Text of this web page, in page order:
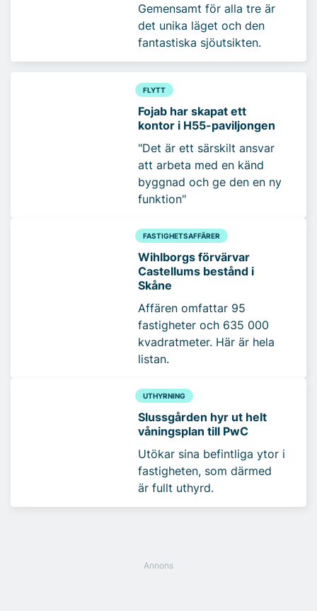
Gemensamt för alla tre är
det unika läget och den
fantastiska sjöutsikten.
FLYTT
Fojab har skapat ett
kontor i H55-paviljongen
"Det är ett särskilt ansvar
att arbeta med en känd
byggnad och ge den en ny
funktion"
FASTIGHETSAFFÄRER
Wihlborgs förvärvar
Castellums bestånd i
Skåne
Affären omfattar 95
fastigheter och 635 000
kvadratmeter. Här är hela
listan.
UTHYRNING
Slussgården hyr ut helt
våningsplan till PwC
Utökar sina befintliga ytor i
fastigheten, som därmed
är fullt uthyrd.